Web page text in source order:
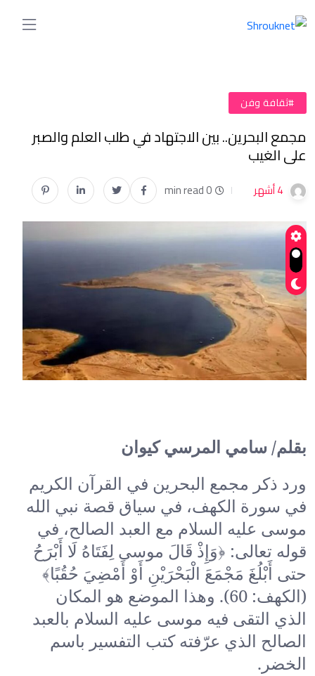
#ثقافة وفن
مجمع البحرين.. بين الاجتهاد في طلب العلم والصبر
على الغيب
4 أشهر 0 min read
بقلم/ سامي المرسي كيوان
ورد ذكر مجمع البحرين في القرآن الكريم
في سورة الكهف، في سياق قصة نبي الله
موسى عليه السلام مع العبد الصالح، في
قوله تعالى: ﴿وَإِذْ قَالَ موسى لِفَتَاهُ لَا أَبْرَحُ
حتى أَبْلُغَ مَجْمَعَ الْبَحْرَيْنِ أَوْ أَمْضِيَ حُقُبًا﴾
(الكهف: 60). وهذا الموضع هو المكان
الذي التقى فيه موسى عليه السلام بالعبد
الصالح الذي عرّفته كتب التفسير باسم
الخضر.